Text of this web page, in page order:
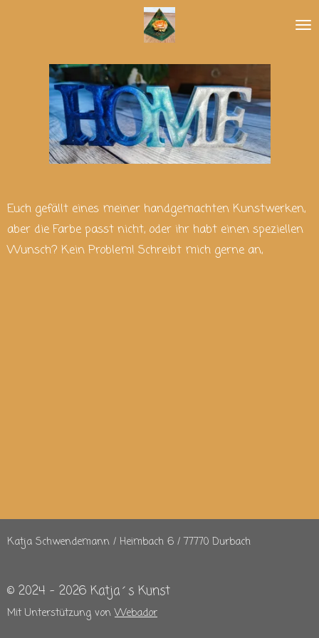
Euch gefällt eines meiner handgemachten Kunstwerken,
aber die Farbe passt nicht, oder ihr habt einen speziellen
Wunsch? Kein Problem! Schreibt mich gerne an,
Katja Schwendemann / Heimbach 6 / 77770 Durbach
© 2024 - 2026 Katja´s Kunst
Mit Unterstützung vonWebador